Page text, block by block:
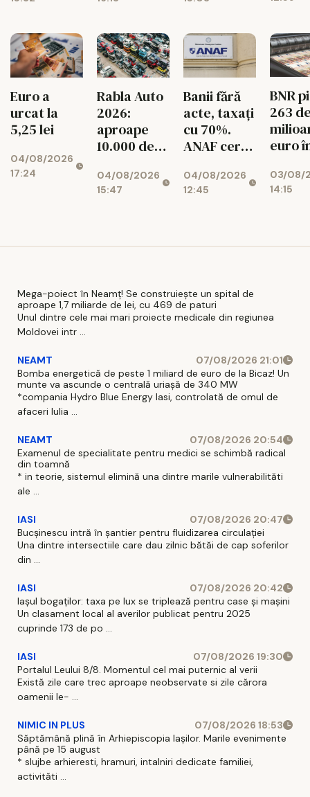
scăzut cu
pentru
diaspora
Euro a
urcat la
5,25 lei
04/08/2026
17:24
Rabla Auto
2026:
aproape
10.000 de
aprobate
04/08/2026
15:47
Banii fără
acte, taxați
cu 70%.
ANAF cere
milioane de
lei
04/08/2026
12:45
BNR
263
euro
lună!
03/08/
14:15
Mega-poiect în Neamț! Se construiește un spital de
aproape 1,7 miliarde de lei, cu 469 de paturi
Unul dintre cele mai mari proiecte medicale din regiunea
Moldovei intr ...
NEAMT
07/08/2026 21:01
Bomba energetică de peste 1 miliard de euro de la Bicaz! Un
munte va ascunde o centrală uriașă de 340 MW
*compania Hydro Blue Energy Iasi, controlată de omul de
afaceri Iulia ...
NEAMT
07/08/2026 20:54
Examenul de specialitate pentru medici se schimbă radical
din toamnă
* in teorie, sistemul elimină una dintre marile vulnerabilităti
ale ...
IASI
07/08/2026 20:47
Bucșinescu intră în șantier pentru fluidizarea circulației
Una dintre intersectiile care dau zilnic bătăi de cap soferilor
din ...
IASI
07/08/2026 20:42
Iașul bogaților: taxa pe lux se triplează pentru case și mașini
Un clasament local al averilor publicat pentru 2025
cuprinde 173 de po ...
IASI
07/08/2026 19:30
Portalul Leului 8/8. Momentul cel mai puternic al verii
Există zile care trec aproape neobservate si zile cărora
oamenii le- ...
NIMIC IN PLUS
07/08/2026 18:53
Săptămână plină în Arhiepiscopia Iașilor. Marile evenimente
până pe 15 august
* slujbe arhieresti, hramuri, intalniri dedicate familiei,
activităti ...